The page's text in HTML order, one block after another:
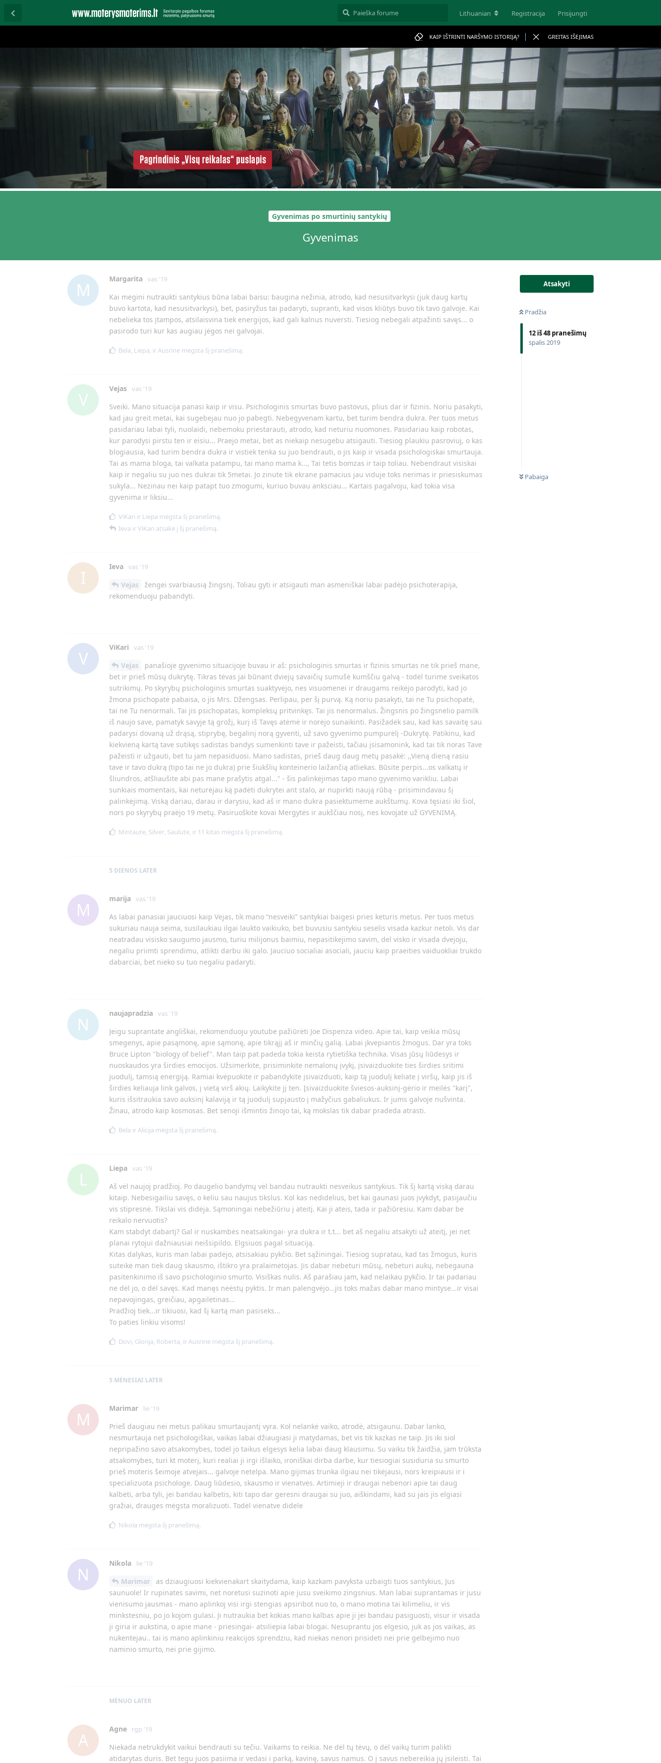
KAIP IŠTRINTI NARŠYMO ISTORIJĄ? GREITAS IŠĖJIMAS
Lithuanian Registracija Prisijungti
Gyvenimas po smurtinių santykių
Gyvenimas
Atsakyti
Pradžia
12 iš48 pranešimų
spalis 2019
Pabaiga
M
Margarita vas '19
Kai mėgini nutraukti santykius būna labai baisu: baugina nežinia, atrodo, kad nesusitvarkysi (juk daug kartų
buvo kartota, kad nesusitvarkysi), bet, pasiryžus tai padaryti, supranti, kad visos kliūtys buvo tik tavo galvoje. Kai
nebelieka tos įtampos, atsilaisvina tiek energijos, kad gali kalnus nuversti. Tiesiog nebegali atpažinti savęs... o
pasirodo turi kur kas augiau jėgos nei galvojai.
Bela, Liepa, irAusrine mėgsta šį pranešimą.
V
Vejas vas '19
Sveiki. Mano situacija panasi kaip ir visu. Psichologinis smurtas buvo pastovus, plius dar ir fizinis. Noriu pasakyti,
kad jau greit metai, kai sugebejau nuo jo pabegti. Nebegyvenam kartu, bet turim bendra dukra. Per tuos metus
pasidariau labai tyli, nuolaidi, nebemoku priestarauti, atrodo, kad neturiu nuomones. Pasidariau kaip robotas,
kur parodysi pirstu ten ir eisiu... Praejo metai, bet as niekaip nesugebu atsigauti. Tiesiog plaukiu pasroviuj, o kas
blogiausia, kad turim bendra dukra ir vistiek tenka su juo bendrauti, o jis kaip ir visada psichologiskai smurtauja.
Tai as mama bloga, tai valkata patampu, tai mano mama k..., Tai tetis bomzas ir taip toliau. Nebendraut visiskai
kaip ir negaliu su juo nes dukrai tik 5metai. Jo zinute tik ekrane pamacius jau viduje toks nerimas ir priesiskumas
sukyla... Nezinau nei kaip patapt tuo zmogumi, kuriuo buvau anksciau... Kartais pagalvoju, kad tokia visa
gyvenima ir liksiu...
ViKari ir Liepa mėgsta šį pranešimą.
Ieva irViKari atsakė į šį pranešimą.
I
Ieva vas '19
Vejas
žengei svarbiausią žingsnį. Toliau gyti ir atsigauti man asmeniškai labai padėjo psichoterapija,
rekomenduoju pabandyti.
V
ViKari vas '19
Vejas
panašioje gyvenimo situacijoje buvau ir aš: psichologinis smurtas ir fizinis smurtas ne tik prieš mane,
bet ir prieš mūsų dukrytę. Tikras tėvas jai būnant dviejų savaičių sumušė kumščiu galvą - todėl turime sveikatos
sutrikimų. Po skyrybų psichologinis smurtas suaktyvėjo, nes visuomenei ir draugams reikėjo parodyti, kad jo
žmona psichopatė pabaisa, o jis Mrs. Džengsas. Perlipau, per šį purvą. Ką noriu pasakyti, tai ne Tu psichopatė,
tai ne Tu nenormali. Tai jis psichopatas, kompleksų pritvinkęs. Tai jis nenormalus. Žingsnis po žingsnelio pamilk
iš naujo save, pamatyk savyje tą grožį, kurį iš Tavęs atėmė ir norėjo sunaikinti. Pasižadėk sau, kad kas savaitę sau
padarysi dovaną už drąsą, stiprybę, begalinį norą gyventi, už savo gyvenimo pumpurėlį -Dukrytę. Patikinu, kad
kiekvieną kartą tave sutikęs sadistas bandys sumenkinti tave ir pažeisti, tačiau įsisamonink, kad tai tik noras Tave
pažeisti ir užgauti, bet tu jam nepasiduosi. Mano sadistas, prieš daug daug metų pasakė: ,,Vieną dieną rasiu
tave ir tavo dukrą (tipo tai ne jo dukra) prie šiukšlių konteinerio laižančią atliekas. Būsite perpis...os valkatų ir
šliundros, atšliaušite abi pas mane prašytis atgal..." - šis palinkėjimas tapo mano gyvenimo varikliu. Labai
sunkiais momentais, kai neturėjau ką padėti dukrytei ant stalo, ar nupirkti naują rūbą - prisimindavau šį
palinkėjimą. Viską dariau, darau ir darysiu, kad aš ir mano dukra pasiektumėme aukštumų. Kova tęsiasi iki šiol,
nors po skyrybų praėjo 19 metų. Pasiruoškite kovai Mergytės ir aukščiau nosį, nes kovojate už GYVENIMĄ.
Mintaute, Silver, Saulute, ir 11 kitas mėgsta šį pranešimą.
5 DIENOS LATER
M
marija vas '19
As labai panasiai jauciuosi kaip Vejas, tik mano “nesveiki” santykiai baigesi pries keturis metus. Per tuos metus
sukuriau nauja seima, susilaukiau ilgai laukto vaikiuko, bet buvusiu santykiu seselis visada kazkur netoli. Vis dar
neatradau visisko saugumo jausmo, turiu milijonus baimiu, nepasitikejimo savim, del visko ir visada dvejoju,
negaliu priimti sprendimu, atlikti darbu iki galo. Jauciuo socialiai asociali, jauciu kaip praeities vaiduokliai trukdo
dabarciai, bet nieko su tuo negaliu padaryti.
N
naujapradzia vas '19
Jeigu suprantate angliškai, rekomenduoju youtube pažiūrėti Joe Dispenza video. Apie tai, kaip veikia mūsų
smegenys, apie pasąmonę, apie sąmonę, apie tikrąjį aš ir minčių galią. Labai įkvepiantis žmogus. Dar yra toks
Bruce Lipton "biology of belief". Man taip pat padeda tokia keista rytietiška technika. Visas jūsų liūdesys ir
nuoskaudos yra širdies emocijos. Užsimerkite, prisiminkite nemalonų įvykį, įsivaizduokite ties širdies sritimi
juodulį, tamsią energiją. Ramiai kvėpuokite ir pabandykite įsivaizduoti, kaip tą juodulį keliate į viršų, kaip jis iš
širdies keliauja link galvos, į vietą virš akių. Laikykite jį ten. Įsivaizduokite šviesos-auksinį-gėrio ir meilės "karį",
kuris išsitraukia savo auksinį kalaviją ir tą juodulį supjausto į mažyčius gabaliukus. Ir jums galvoje nušvinta.
Žinau, atrodo kaip kosmosas. Bet senoji išmintis žinojo tai, ką mokslas tik dabar pradeda atrasti.
Bela irAlicija mėgsta šį pranešimą.
L
Liepa vas '19
Aš vėl naujoj pradžioj. Po daugelio bandymų vėl bandau nutraukti nesveikus santykius. Tik šį kartą viską darau
kitaip. Nebesigailiu savęs, o keliu sau naujus tikslus. Kol kas nedidelius, bet kai gaunasi juos įvykdyt, pasijaučiu
vis stipresnė. Tikslai vis didėja. Sąmoningai nebežiūriu į ateitį. Kai ji ateis, tada ir pažiūrėsiu. Kam dabar be
reikalo nervuotis?
Kam stabdyt dabartį? Gal ir nuskambės neatsakingai- yra dukra ir t.t... bet aš negaliu atsakyti už ateitį, jei net
planai rytojui dažniausiai neišsipildo. Elgsiuos pagal situaciją.
Kitas dalykas, kuris man labai padėjo, atsisakiau pykčio. Bet sąžiningai. Tiesiog supratau, kad tas žmogus, kuris
suteikė man tiek daug skausmo, ištikro yra pralaimėtojas. Jis dabar nebeturi mūsų, nebeturi aukų, nebegauna
pasitenkinimo iš savo psichologinio smurto. Visiškas nulis. Aš parašiau jam, kad nelaikau pykčio. Ir tai padariau
ne dėl jo, o dėl savęs. Kad manęs neėstų pyktis. Ir man palengvėjo...jis toks mažas dabar mano mintyse...ir visai
nepavojingas, greičiau, apgailėtinas...
Pradžioj tiek...ir tikiuosi, kad šį kartą man pasiseks...
To paties linkiu visoms!
Dovi, Glorija, Roberta, irAusrine mėgsta šį pranešimą.
5 MĖNESIAI LATER
M
Marimar lie '19
Prieš daugiau nei metus palikau smurtaujantį vyra. Kol nelankė vaiko, atrodė, atsigaunu. Dabar lanko,
nesmurtauja net psichologiškai, vaikas labai džiaugiasi ji matydamas, bet vis tik kazkas ne taip. Jis iki siol
nepripažino savo atsakomybes, todėl jo taikus elgesys kelia labai daug klausimu. Su vaiku tik žaidžia, jam trūksta
atsakomybes, turi kt moterį, kuri realiai ji irgi išlaiko, ironiškai dirba darbe, kur tiesiogiai susiduria su smurto
prieš moteris šeimoje atvejais... galvoje netelpa. Mano gijimas trunka ilgiau nei tikėjausi, nors kreipiausi ir i
specializuota psichologe. Daug liūdesio, skausmo ir vienatvės. Artimieji ir draugai nebenori apie tai daug
kalbėti, arba tyli, jei bandau kalbetis, kiti tapo dar geresni draugai su juo, aiškindami, kad su jais jis elgiasi
gražiai, drauges mėgsta moralizuoti. Todėl vienatve didele
Nikola mėgsta šį pranešimą.
N
Nikola lie '19
Marimar
as dziaugiuosi kiekvienakart skaitydama, kaip kazkam pavyksta uzbaigti tuos santykius, Jus
saunuole! Ir rupinates savimi, net noretusi suzinoti apie jusu sveikimo zingsnius. Man labai suprantamas ir jusu
vienisumo jausmas - mano aplinkoj visi irgi stengias apsiribot nuo to, o mano motina tai kilimeliu, ir vis
minkstesniu, po jo kojom gulasi. Ji nutraukia bet kokias mano kalbas apie ji jei bandau pasiguosti, visur ir visada
ji giria ir aukstina, o apie mane - priesingai- atsiliepia labai blogai. Nesuprantu jos elgesio, juk as jos vaikas, as
nukentejau.. tai is mano aplinkiniu reakcijos sprendziu, kad niekas nenori prisideti nei prie gelbejimo nuo
naminio smurto, nei prie gijimo.
MĖNUO LATER
A
Agne rgp '19
Niekada netrukdykit vaikui bendrauti su tečiu. Vaikams to reikia. Ne dėl tų tėvų, o dėl vaikų turim palikti
atidarytas duris. Bet tegu juos pasiima ir vedasi i parką, kavinę, savus namus. O į savus nebereikia jų įsileisti. Tai